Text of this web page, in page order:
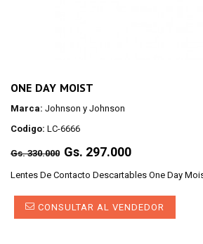
ONE DAY MOIST
Marca: Johnson y Johnson
Codigo: LC-6666
Regular
Gs. 330.000 Gs. 297.000
Lentes De Contacto Descartables One Day
CONSULTAR AL VENDEDOR